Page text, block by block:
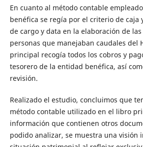
En cuanto al método contable
benéfica se regía por el criterio de caja
de cargo y data en la elaboración de
personas que manejaban caudales del
principal recogía todos los cobros y
tesorero de la entidad benéfica, así
revisión.
Realizado el estudio, concluimos que
método contable utilizado en el libro
información que contienen otros
podido analizar, se muestra una visión